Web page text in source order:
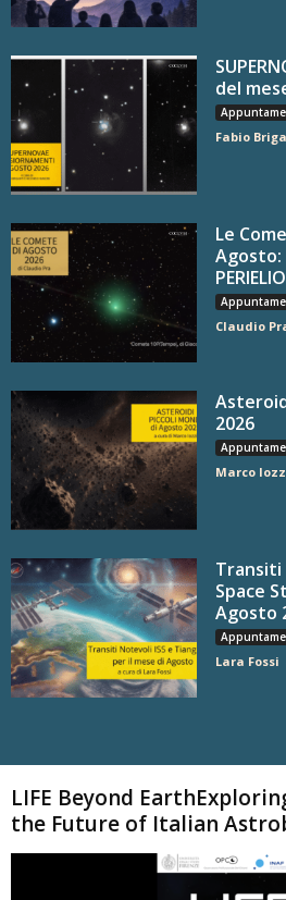
del
Fabio
Le
Agosto:
PERIELIO
Claudio
2026
Marco
Transiti
Space
Agosto
Lara Fossi
LIFE Beyond
the Future of Italian